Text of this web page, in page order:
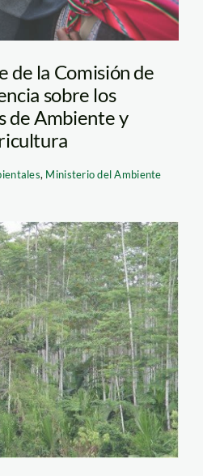
de la Comisión de
sobre los
de Ambiente y
, Ministerio del Ambiente